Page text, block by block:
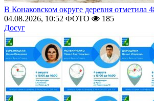
В Конаковском округе деревня отметила
04.08.2026, 10:52 ФОТО
185
Досуг